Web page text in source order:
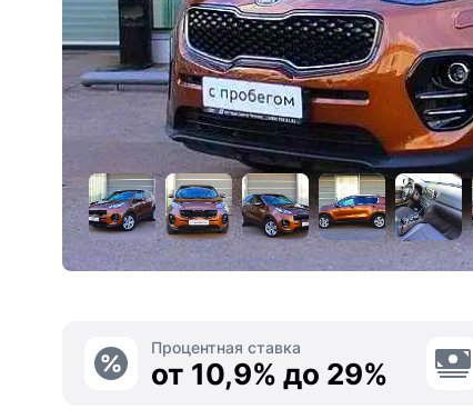
Процентная ставка
от 10,9% до 29%